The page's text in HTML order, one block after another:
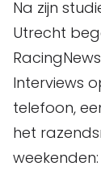
Na zijn
Utrecht
Interviews
telefoon,
het